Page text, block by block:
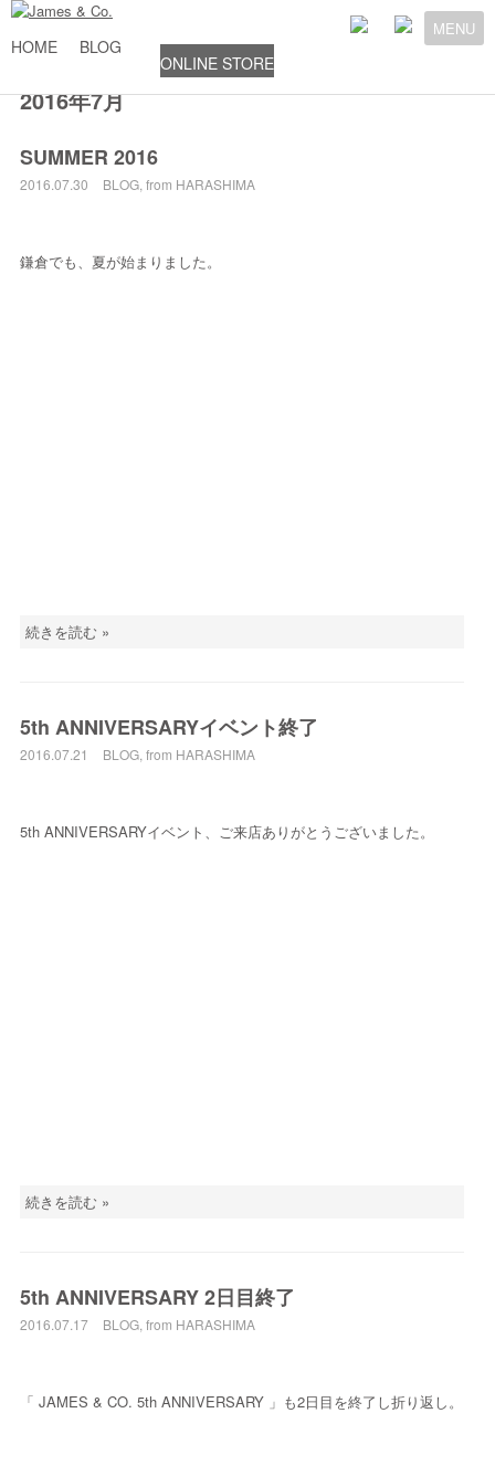
MENU
HOME BLOG
ONLINE STORE
2016年7月
SUMMER 2016
2016.07.30 BLOG, from HARASHIMA
鎌倉でも、夏が始まりました。
続きを読む »
5th ANNIVERSARYイベント終了
2016.07.21 BLOG, from HARASHIMA
5th ANNIVERSARYイベント、ご来店ありがとうございました。
続きを読む »
5th ANNIVERSARY 2日目終了
2016.07.17 BLOG, from HARASHIMA
「 JAMES & CO. 5th ANNIVERSARY 」も2日目を終了し折り返し。